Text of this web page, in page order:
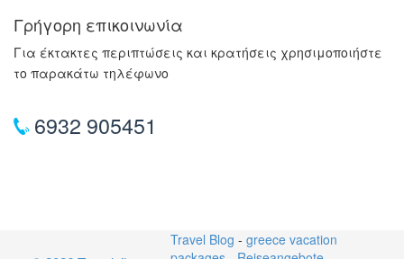
Γρήγορη επικοινωνία
Για έκτακτες περιπτώσεις και κρατήσεις χρησιμοποιήστε
το παρακάτω τηλέφωνο
6932 905451
Travel Blog - greece vacation